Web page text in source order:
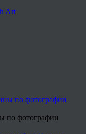
Art
по фотографии